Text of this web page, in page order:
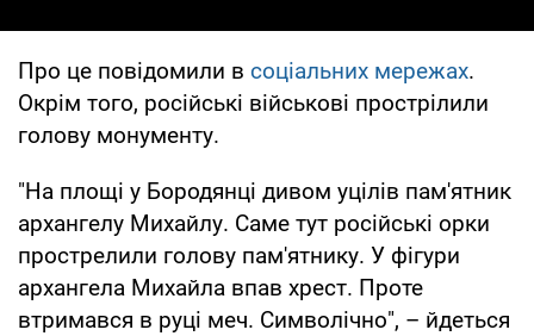
Про це повідомили в соціальних мережах.
Окрім того, російські військові прострілили
голову монументу.
"На площі у Бородянці дивом уцілів пам'ятник
архангелу Михайлу. Саме тут російські орки
прострелили голову пам'ятнику. У фігури
архангела Михайла впав хрест. Проте
втримався в руці меч. Символічно", – йдеться